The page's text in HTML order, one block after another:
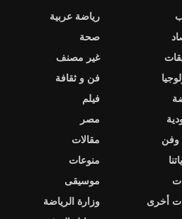
وفن
أخرى
رياضة عربية
صحة
غير مصنف
فن و ثقافة
فيلم
مصر
مقالات
منوعات
موسيقى
وزارة الرياضة